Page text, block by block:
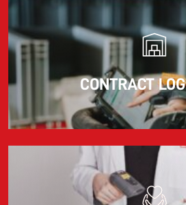
CONTRACT